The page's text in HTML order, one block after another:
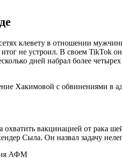
клевету в отношении
не устроил. В своем TikTok
дней набрал более
Хакимовой с обвинениями в
вакцинацией от рака
Сыла. Он назвал задачу